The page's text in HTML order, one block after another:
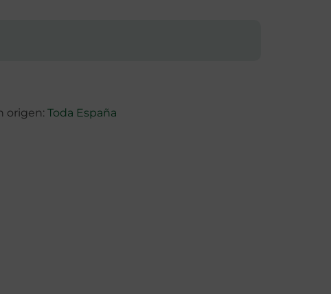
origen:Toda España